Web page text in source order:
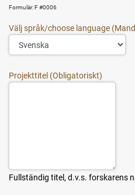
Formulär: F #0006
Välj språk/choose language
Projekttitel
Fullständig titel, d.v.s. forskarens